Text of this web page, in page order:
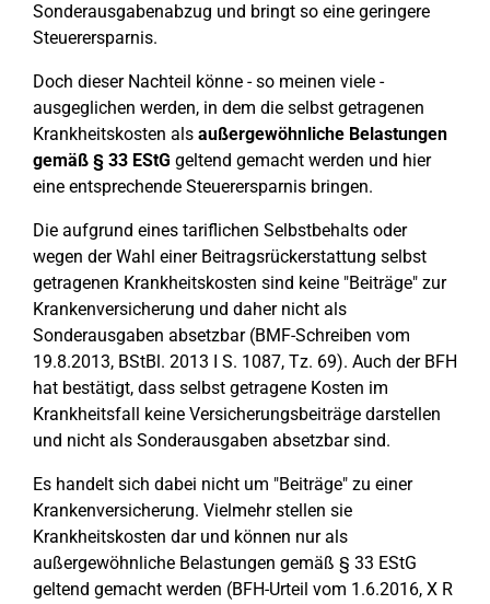
Sonderausgabenabzug und bringt so eine geringere
Steuerersparnis.
Doch dieser Nachteil könne - so meinen viele -
ausgeglichen werden, in dem die selbst getragenen
Krankheitskosten als außergewöhnliche Belastungen
gemäß § 33 EStG geltend gemacht werden und hier
eine entsprechende Steuerersparnis bringen.
Die aufgrund eines tariflichen Selbstbehalts oder
wegen der Wahl einer Beitragsrückerstattung selbst
getragenen Krankheitskosten sind keine "Beiträge" zur
Krankenversicherung und daher nicht als
Sonderausgaben absetzbar (BMF-Schreiben vom
19.8.2013, BStBl. 2013 I S. 1087, Tz. 69). Auch der BFH
hat bestätigt, dass selbst getragene Kosten im
Krankheitsfall keine Versicherungsbeiträge darstellen
und nicht als Sonderausgaben absetzbar sind.
Es handelt sich dabei nicht um "Beiträge" zu einer
Krankenversicherung. Vielmehr stellen sie
Krankheitskosten dar und können nur als
außergewöhnliche Belastungen gemäß § 33 EStG
geltend gemacht werden (BFH-Urteil vom 1.6.2016, X R